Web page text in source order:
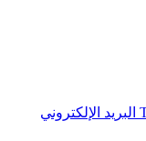
البريد الإلكتروني